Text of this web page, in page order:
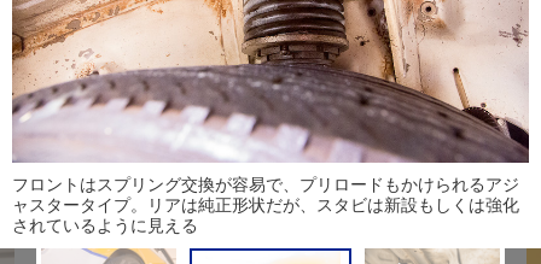
フロントはスプリング交換が容易で、プリロードもかけられるアジ
ャスタータイプ。リアは純正形状だが、スタビは新設もしくは強化
されているように見える